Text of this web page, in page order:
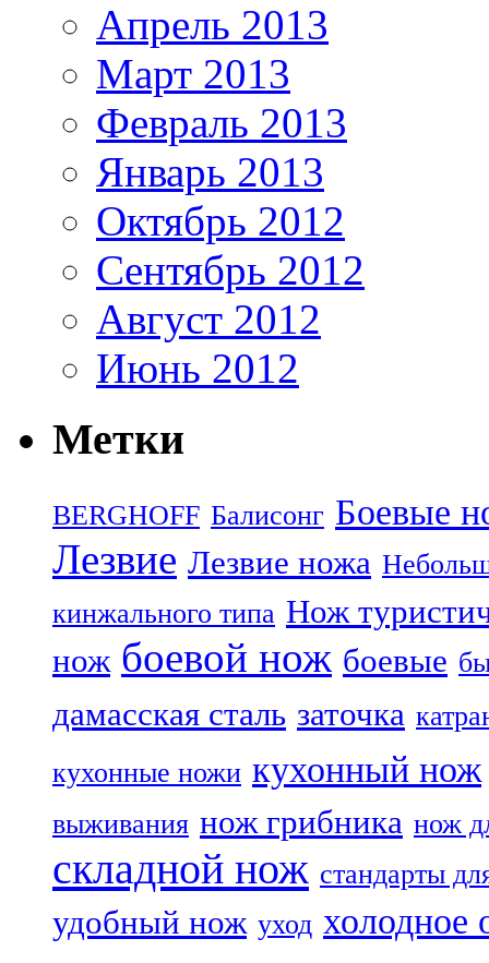
Апрель 2013
Март 2013
Февраль 2013
Январь 2013
Октябрь 2012
Сентябрь 2012
Август 2012
Июнь 2012
Метки
BERGHOFF Балисонг Боевые
Лезвие Лезвие ножа
кинжального типа Нож
нож боевой нож боевые
дамасская сталь заточка
кухонные ножи кухонный нож
выживания нож грибника нож
складной нож стандарты
удобный нож уход холодное